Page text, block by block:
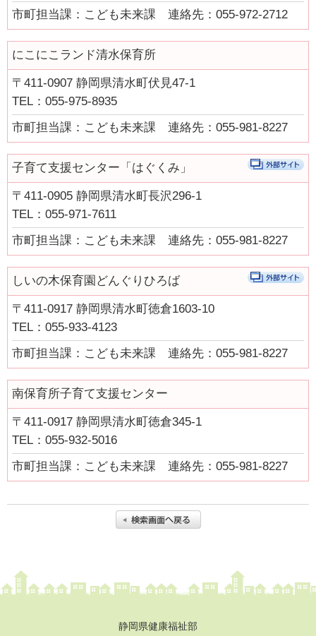
健康・医療
支援・助成
支援・助成
集について（募集締切：11/12）
働く
働く
子育てにやさしい企業
年齢別に探す
妊娠・出産
市町の取組み
県の取組
県の取組
“あいのうた”短歌コンテスト受賞作品
短歌っておもしろい！俵万智×田中章義 あいのうたを語る（令
しずおか子育て優待カード
あいのうた短歌講座
あいのうた短歌講座 第１回②
市町担当課：こども未来課 連絡先：055-972-2712
にこにこランド清水保育所
〒411-0907 静岡県清水町伏見47-1
TEL：055-975-8935
市町担当課：こども未来課 連絡先：055-981-8227
子育て支援センター「はぐくみ」
〒411-0905 静岡県清水町長沢296-1
TEL：055-971-7611
市町担当課：こども未来課 連絡先：055-981-8227
しいの木保育園どんぐりひろば
〒411-0917 静岡県清水町徳倉1603-10
TEL：055-933-4123
市町担当課：こども未来課 連絡先：055-981-8227
南保育所子育て支援センター
〒411-0917 静岡県清水町徳倉345-1
TEL：055-932-5016
市町担当課：こども未来課 連絡先：055-981-8227
静岡県健康福祉部